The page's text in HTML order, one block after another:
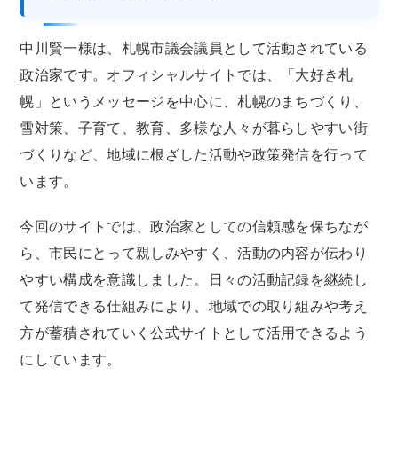
中川賢一様は、札幌市議会議員として活動されている
政治家です。オフィシャルサイトでは、「大好き札
幌」というメッセージを中心に、札幌のまちづくり、
雪対策、子育て、教育、多様な人々が暮らしやすい街
づくりなど、地域に根ざした活動や政策発信を行って
います。
今回のサイトでは、政治家としての信頼感を保ちなが
ら、市民にとって親しみやすく、活動の内容が伝わり
やすい構成を意識しました。日々の活動記録を継続し
て発信できる仕組みにより、地域での取り組みや考え
方が蓄積されていく公式サイトとして活用できるよう
にしています。